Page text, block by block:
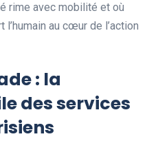
rime avec mobilité et où
l’humain au cœur de l’action
: la
des services